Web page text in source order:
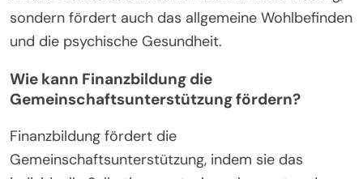
sondern fördert auch das allgemeine Wohlbefinden
und die psychische Gesundheit.
Wie kann Finanzbildung die
Gemeinschaftsunterstützung fördern?
Finanzbildung fördert die
Gemeinschaftsunterstützung, indem sie das